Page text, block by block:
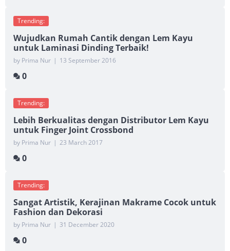
Trending:
Wujudkan Rumah Cantik dengan Lem Kayu
untuk Laminasi Dinding Terbaik!
by Prima Nur | 13 September 2016
0
Trending:
Lebih Berkualitas dengan Distributor Lem Kayu
untuk Finger Joint Crossbond
by Prima Nur | 23 March 2017
0
Trending:
Sangat Artistik, Kerajinan Makrame Cocok untuk
Fashion dan Dekorasi
by Prima Nur | 31 December 2020
0